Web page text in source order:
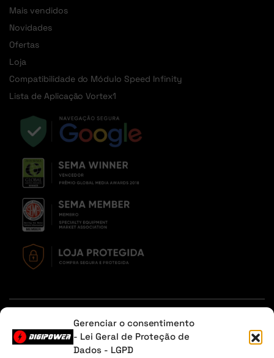
Gerenciar o consentimento
- Lei Geral de Proteção de
Dados - LGPD
Mais vendidos
Novidades
Ofertas
Loja
Compatibilidade do Módulo Speed Infinity
Lista de Aplicação Vortex1
ou na aba contato.